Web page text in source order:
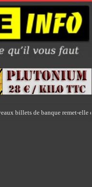
billets de banque remet-